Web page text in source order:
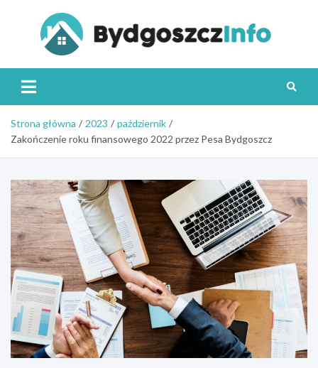
Strona główna 2023
październik
Zakończenie roku finansowego 2022 przez Pesa Bydgoszcz